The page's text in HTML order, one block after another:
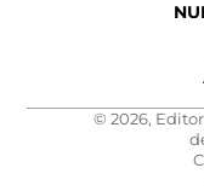
© 2026,